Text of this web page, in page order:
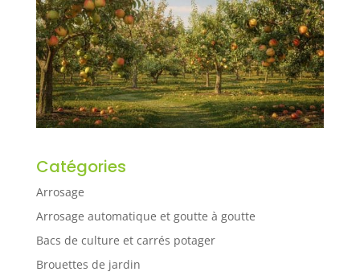
Catégories
Arrosage
Arrosage automatique et goutte à goutte
Bacs de culture et carrés potager
Brouettes de jardin